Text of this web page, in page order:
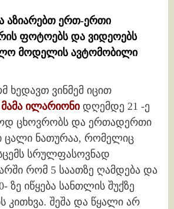
აზიარებთ ერთ-ერთი
ფოტოებს და ვიდეოებს
მოდელის ავტომობილი
ხედავთ ვინმემ იცით
მამა ილარიონიდღემდე 21 -ე
ცხოვრობს და ერთადერთი
ცალი ნათურაა, რომელიც
სრულფასოვნად
რომ 5 საათზე ღამდება და
ზე იწყება სანთლის შუქზე
კითხვა. შეშა და წყალი არ